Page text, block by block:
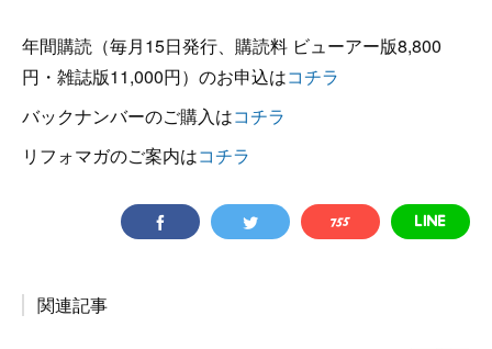
年間購読（毎月15日発行、購読料 ビューアー版8,800
円・雑誌版11,000円）のお申込はコチラ
バックナンバーのご購入はコチラ
リフォマガのご案内はコチラ
関連記事